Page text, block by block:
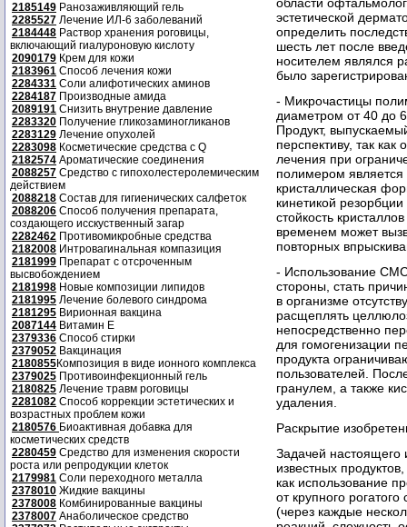
2185149 Ранозаживляющий гель
2285527 Лечение ИЛ-6 заболеваний
2184448 Раствор хранения роговицы,
включающий гиалуроновую кислоту
2090179 Крем для кожи
2183961 Способ лечения кожи
2284331 Соли алифотических аминов
2284187 Производные амида
2089191 Снизить внутрение давление
2283320 Получение гликозаминогликанов
2283129 Лечение опухолей
2283098 Косметические средства с Q
2182574 Ароматические соединения
2088257 Средство с гипохолестеролемическим
действием
2088218 Состав для гигиенических салфеток
2088206 Способ получения препарата,
создающего исскуственный загар
2282462 Противомикробные средства
2182008 Интровагинальная компазиция
2181999 Препарат с отсроченным
высвобождением
2181998 Новые композиции липидов
2181995 Лечение болевого синдрома
2181295 Вирионная вакцина
2087144 Витамин Е
2379336 Способ стирки
2379052 Вакцинация
2180855Композиция в виде ионного комплекса
2379025 Противоинфекционный гель
2180825 Лечение травм роговицы
2281082 Способ коррекции эстетических и
возрастных проблем кожи
2180576 Биоактивная добавка для
косметических средств
2280459 Средство для изменения скорости
роста или репродукции клеток
2179981 Соли переходного металла
2378010 Жидкие вакцины
2378008 Комбинированные вакцины
2378007 Анаболическое средство
эстетической
определить
шесть лет после
носителем являлся
было
- Микрочастицы
диаметром от 40 до
Продукт,
перспективу, так
лечения при
полимером
кристаллическая
кинетикой
стойкость
временем может
повторных
- Использование
стороны, стать
в организме
расщеплять
непосредственно
для гомогенизации
продукта
пользователей.
гранулем, а также
удаления.
Раскрытие
Задачей настоящего
известных
как использование
от крупного
(через каждые